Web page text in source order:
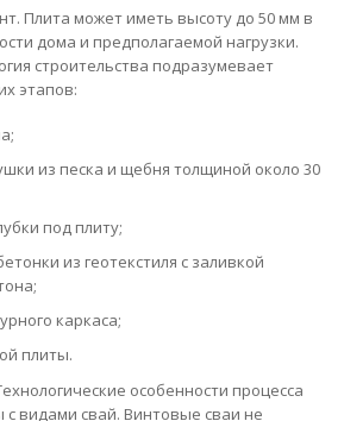
Плита может иметь высоту до 50 мм в
дома и предполагаемой нагрузки.
строительства подразумевает
этапов:
из песка и щебня толщиной около 30
под плиту;
из геотекстиля с заливкой
каркаса;
плиты.
особенности процесса
с видами свай. Винтовые сваи не